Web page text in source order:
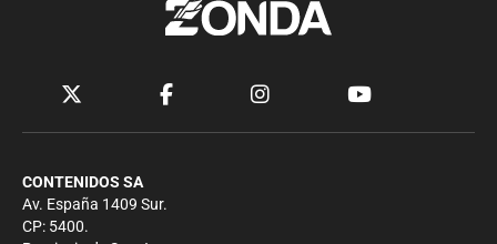
CONTENIDOS SA
Av. España 1409 Sur.
CP: 5400.